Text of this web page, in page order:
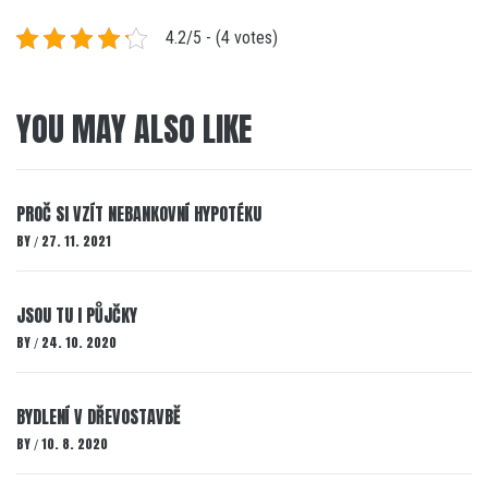
4.2/5 - (4 votes)
YOU MAY ALSO LIKE
PROČ SI VZÍT NEBANKOVNÍ HYPOTÉKU
BY / 27. 11. 2021
JSOU TU I PŮJČKY
BY / 24. 10. 2020
BYDLENÍ V DŘEVOSTAVBĚ
BY / 10. 8. 2020